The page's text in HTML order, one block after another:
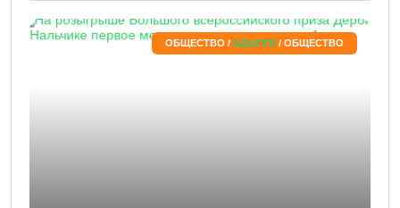
ОБЩЕСТВО / АДЫГЕЯ / ОБЩЕСТВО